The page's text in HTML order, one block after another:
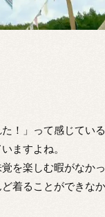
！」って感じてい
ますよね。
を楽しむ暇がなか
着ることができな